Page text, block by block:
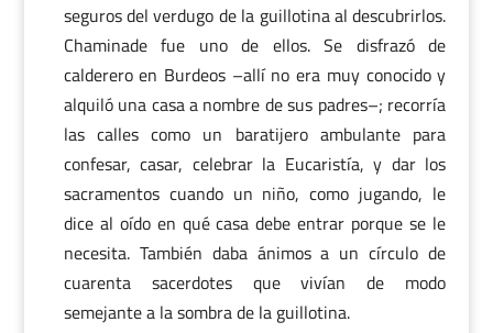
seguros del verdugo de la guillotina al descubrirlos.
Chaminade fue uno de ellos. Se disfrazó de
calderero en Burdeos –allí no era muy conocido y
alquiló una casa a nombre de sus padres–; recorría
las calles como un baratijero ambulante para
confesar, casar, celebrar la Eucaristía, y dar los
sacramentos cuando un niño, como jugando, le
dice al oído en qué casa debe entrar porque se le
necesita. También daba ánimos a un círculo de
cuarenta sacerdotes que vivían de modo
semejante a la sombra de la guillotina.